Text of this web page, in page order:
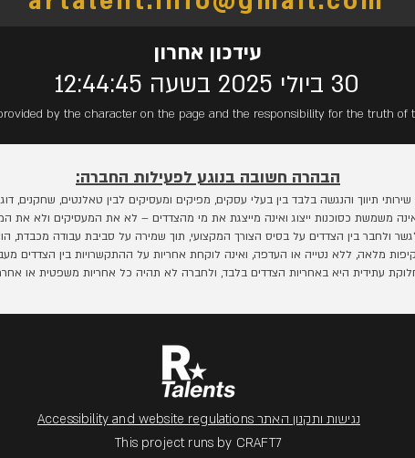
עידכון אחרון
30 ביולי 2025 בשעה 12:44:45
by the character on the page and the responsibility for the truth of
הבהרה חשובה בנוגע לפעילות החברה:
תיווך והנגשה בלבד בין בעלי עסקים, מפיקים ומעסיקים לבין טאלנטים, שחקנים,
משמשת כסוכנות ייצוג ואינה מייצגת את מי מהצדדים – לא את המעסיקים ולא את
ולחבר בין הצדדים על בסיס הצורך המקצועי, תוך שמירה על סביבת עבודה מכבדת,
מלאה, ללא נטייה או העדפה, ואינה לוקחת אחריות על ההתקשרויות בין הצדדים
עתידית היא באחריות הצדדים בלבד, ולחברה לא תהיה כל אחריות משפטית או אחרת
Accessibility and website regulations נגישות ותקנון האתר
This project runs by CRAFT7